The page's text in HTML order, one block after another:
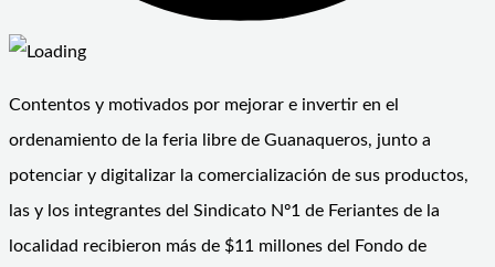
Contentos y motivados por mejorar e invertir en el
ordenamiento de la feria libre de Guanaqueros, junto a
potenciar y digitalizar la comercialización de sus productos,
las y los integrantes del Sindicato Nº1 de Feriantes de la
localidad recibieron más de $11 millones del Fondo de